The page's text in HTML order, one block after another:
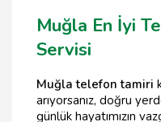
Muğla En İyi
Servisi
Muğla telefon tamiri
arıyorsanız, doğru
günlük hayatımızın